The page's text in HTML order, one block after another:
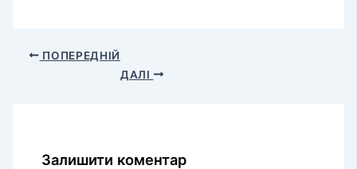
ПОПЕРЕДНІЙ
ДАЛІ
Залишити коментар